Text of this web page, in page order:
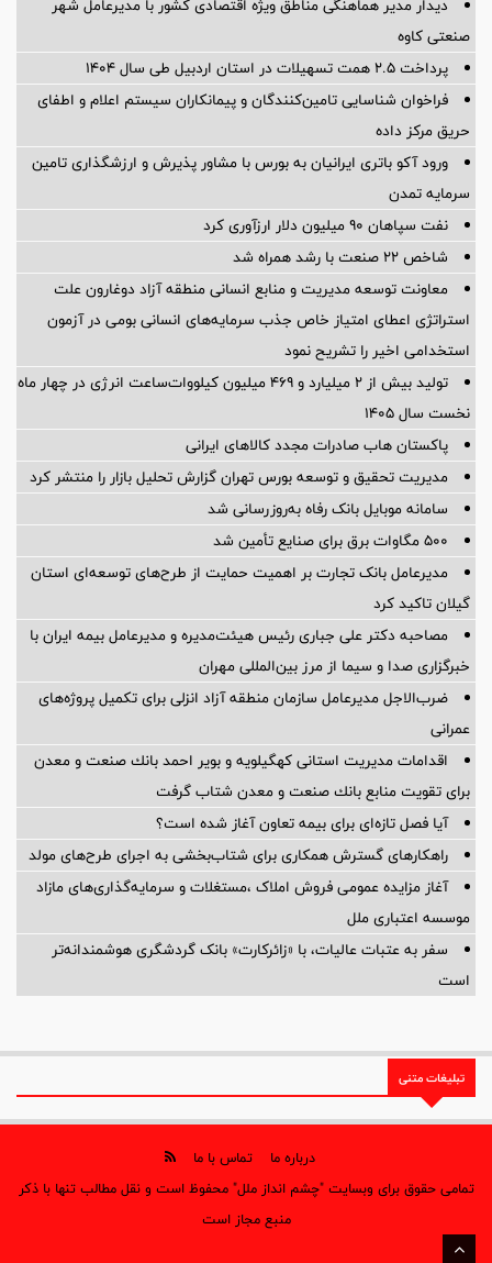
صنعتی کاوه
پرداخت ۲.۵ همت تسهیلات در استان اردبیل طی سال ۱۴۰۴
فراخوان شناسایی تامین‌کنندگان و پیمانکاران سیستم اعلام و اطفای
حریق مرکز داده
ورود آکو باتری ایرانیان به بورس با مشاور پذیرش و ارزشگذاری تامین
سرمایه تمدن
نفت سپاهان ۹۰ میلیون دلار ارزآوری کرد
شاخص ۲۲ صنعت با رشد همراه شد
معاونت توسعه مدیریت و منابع انسانی منطقه آزاد دوغارون علت
استراتژی اعطای امتیاز خاص جذب سرمایه‌های انسانی بومی در آزمون
استخدامی اخیر را تشریح نمود
تولید بیش از ۲ میلیارد و ۴۶۹ میلیون کیلووات‌ساعت انرژی در چهار ماه
نخست سال ۱۴۰۵
پاکستان هاب صادرات مجدد کالاهای ایرانی
مدیریت تحقیق و توسعه‌ بورس تهران گزارش تحلیل بازار را منتشر کرد
سامانه موبایل بانک رفاه به‌روزرسانی شد
۵۰۰ مگاوات برق برای صنایع تأمین شد
مدیرعامل بانک تجارت بر اهمیت حمایت از طرح‌های توسعه‌ای استان
گیلان تاکید کرد
مصاحبه دکتر علی جباری رئیس هیئت‌مدیره و مدیرعامل بیمه ایران با
خبرگزاری صدا و سیما از مرز بین‌المللی مهران
ضرب‌الاجل مدیرعامل سازمان منطقه آزاد انزلی برای تكمیل پروژه‌های
عمرانی
اقدامات مدیریت استانی كهگیلویه و بویر احمد بانك صنعت و معدن
برای تقویت منابع بانك صنعت و معدن شتاب گرفت
آیا فصل تازه‌ای برای بیمه تعاون آغاز شده است؟
راهکارهای گسترش همکاری برای شتاب‌بخشی به اجرای طرح‌های مولد
آغاز مزایده عمومی فروش املاک ،مستغلات و سرمایه‌گذاری‌های مازاد
موسسه اعتباری ملل
سفر به عتبات عالیات، با «زائرکارت» بانک گردشگری هوشمندانه‌تر
است
تبلیغات متنی
درباره ما
تماس با ما
تمامی حقوق برای وبسایت "چشم انداز ملل" محفوظ است و نقل مطالب تنها با ذکر
منبع مجاز است